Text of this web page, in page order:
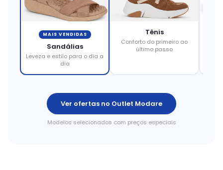
MAIS VENDIDAS
Sandálias
Leveza e estilo para o dia a
dia
Tênis
Conforto do primeiro ao
último passo
Ver ofertas no Outlet Modare
Modelos selecionados com preços especiais